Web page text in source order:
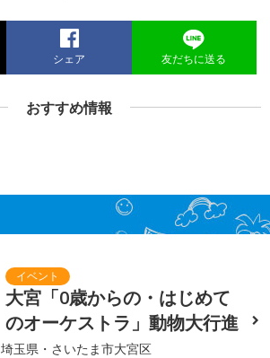
シェア 友だちに送る
おすすめ情報
大宮「0歳からの・はじめて
のオーケストラ」動物大行進
埼玉県・さいたま市大宮区